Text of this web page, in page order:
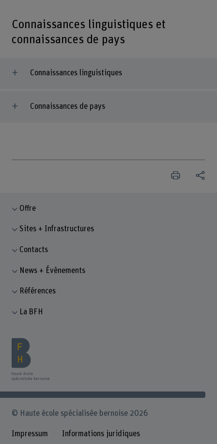
Connaissances linguistiques et
connaissances de pays
Connaissances linguistiques
Connaissances de pays
Offre
Sites + Infrastructures
Contacts
News + Évènements
Références
La BFH
© Haute école spécialisée bernoise 2026
Impressum Informations juridiques